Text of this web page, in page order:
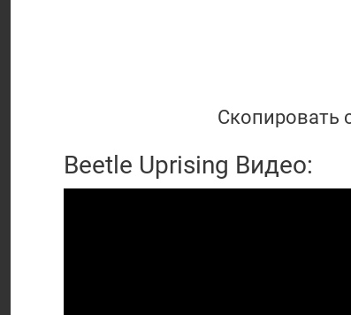
Скопировать
Beetle Uprising Видео: